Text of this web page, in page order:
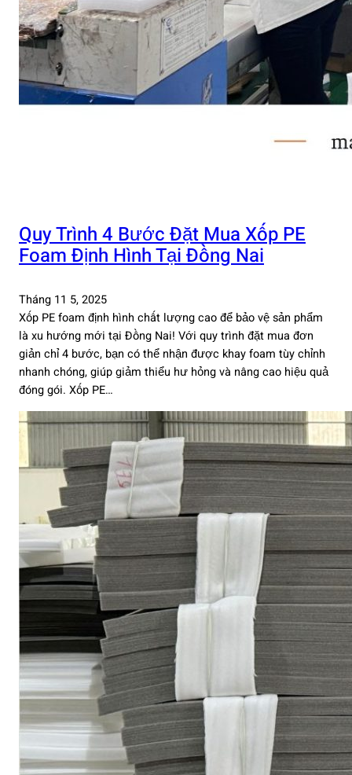
Quy Trình 4 Bước Đặt Mua Xốp PE
Foam Định Hình Tại Đồng Nai
Tháng 11 5, 2025
Xốp PE foam định hình chất lượng cao để bảo vệ sản phẩm
là xu hướng mới tại Đồng Nai! Với quy trình đặt mua đơn
giản chỉ 4 bước, bạn có thể nhận được khay foam tùy chỉnh
nhanh chóng, giúp giảm thiểu hư hỏng và nâng cao hiệu quả
đóng gói. Xốp PE…